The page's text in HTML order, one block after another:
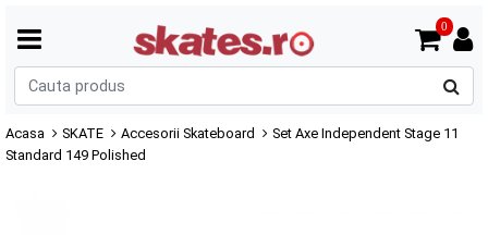
0
Acasa SKATE Accesorii Skateboard
Set Axe Independent Stage 11
Standard 149 Polished